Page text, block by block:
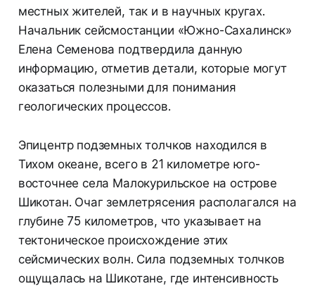
местных жителей, так и в научных кругах.
Начальник сейсмостанции «Южно-Сахалинск»
Елена Семенова подтвердила данную
информацию, отметив детали, которые могут
оказаться полезными для понимания
геологических процессов.
Эпицентр подземных толчков находился в
Тихом океане, всего в 21 километре юго-
восточнее села Малокурильское на острове
Шикотан. Очаг землетрясения располагался на
глубине 75 километров, что указывает на
тектоническое происхождение этих
сейсмических волн. Сила подземных толчков
ощущалась на Шикотане, где интенсивность